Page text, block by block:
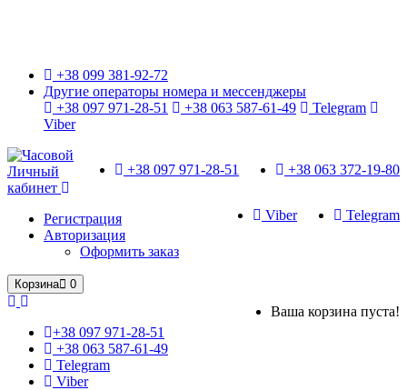
+38 099 381-92-72
Другие операторы номера и мессенджеры
+38 097 971-28-51
+38 063 587-61-49
Telegram
Viber
+38 063 372-19-80
+38 097 971-28-51
Telegram
Viber
Личный
кабинет
Регистрация
Авторизация
Оформить заказ
Корзина 0
Ваша корзина пуста!
+38 097 971-28-51
+38 063 587-61-49
Telegram
Viber